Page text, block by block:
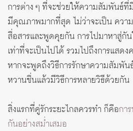
การต่าง ๆ ที่จะช่วยให้ความสัมพันธ์
มีคุณภาพมากที่สุด ไม่ว่าจะเป็น ควา
สื่อสารและพูดคุยกัน การไปมาหาสู่กั
เท่าที่จะเป็นไปได้ รวมไปถึงการแสดง
หากจะพูดถึงวิธีการรักษาความสัมพัน
หวานชื่นแล้วมีวิธีการหลายวิธีด้วยกัน
สิ่งแรกที่คู่รักระยะไกลควรทำ ก็คือกา
กันอย่างสม่ำเสมอ